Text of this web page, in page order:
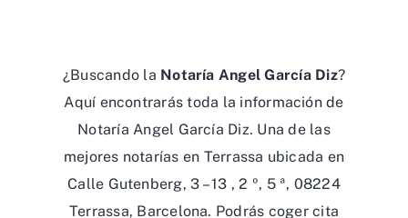
¿Buscando la Notaría Angel García Diz?
Aquí encontrarás toda la información de
Notaría Angel García Diz. Una de las
mejores notarías en Terrassa ubicada en
Calle Gutenberg, 3 – 13 , 2 º, 5 ª, 08224
Terrassa, Barcelona. Podrás coger cita